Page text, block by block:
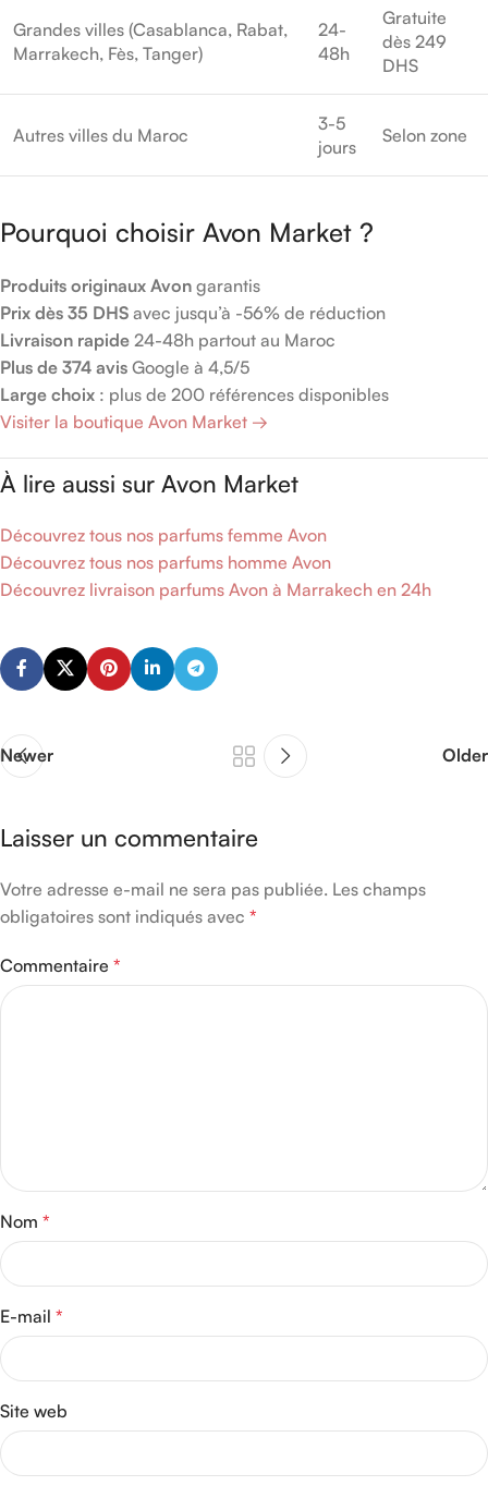
Grandes villes (Casablanca, Rabat,
Marrakech, Fès, Tanger)
24-
48h
Gratuite
dès 249
DHS
Autres villes du Maroc
3-5
jours
Selon zone
Pourquoi choisir Avon Market ?
Produits originaux Avon garantis
Prix dès 35 DHS avec jusqu’à -56% de réduction
Livraison rapide 24-48h partout au Maroc
Plus de 374 avis Google à 4,5/5
Large choix : plus de 200 références disponibles
Visiter la boutique Avon Market →
À lire aussi sur Avon Market
Découvrez tous nos parfums femme Avon
Découvrez tous nos parfums homme Avon
Découvrez livraison parfums Avon à Marrakech en 24h
Newer Older
Laisser un commentaire
Votre adresse e-mail ne sera pas publiée. Les champs
obligatoires sont indiqués avec *
Commentaire *
Nom *
E-mail *
Site web